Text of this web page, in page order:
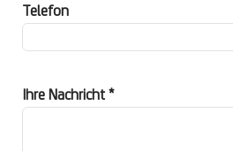
Telefon
Ihre Nachricht *